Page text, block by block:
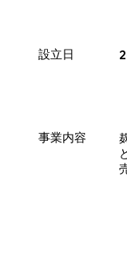
設立日
事業内容